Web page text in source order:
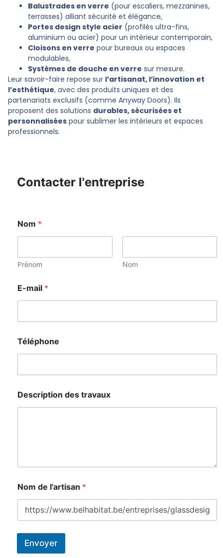
Balustrades en verre (pour escaliers, mezzanines,
terrasses) alliant sécurité et élégance,
Portes design style acier (profilés ultra-fins,
aluminium ou acier) pour un intérieur contemporain,
Cloisons en verre pour bureaux ou espaces
modulables,
Systèmes de douche en verre sur mesure.
Leur savoir-faire repose sur l’artisanat, l’innovation et
l’esthétique, avec des produits uniques et des
partenariats exclusifs (comme Anyway Doors). Ils
proposent des solutions durables, sécurisées et
personnalisées pour sublimer les intérieurs et espaces
professionnels.
Contacter l'entreprise
Nom *
Prénom Nom
E-mail *
Téléphone
Description des travaux
Nom de l'artisan *
Envoyer